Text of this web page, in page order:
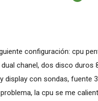
configuración: cpu
chanel, dos disco duros
display con sondas, fuente
la cpu se me